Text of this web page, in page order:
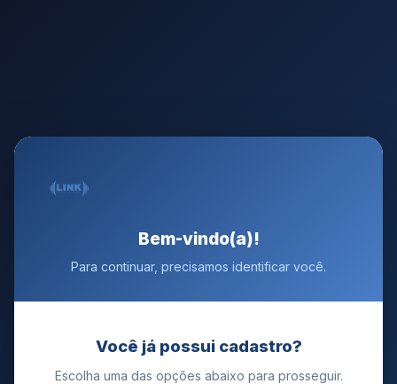
Bem-vindo(a)!
Para continuar, precisamos identificar você.
Você já possui cadastro?
Escolha uma das opções abaixo para prosseguir.